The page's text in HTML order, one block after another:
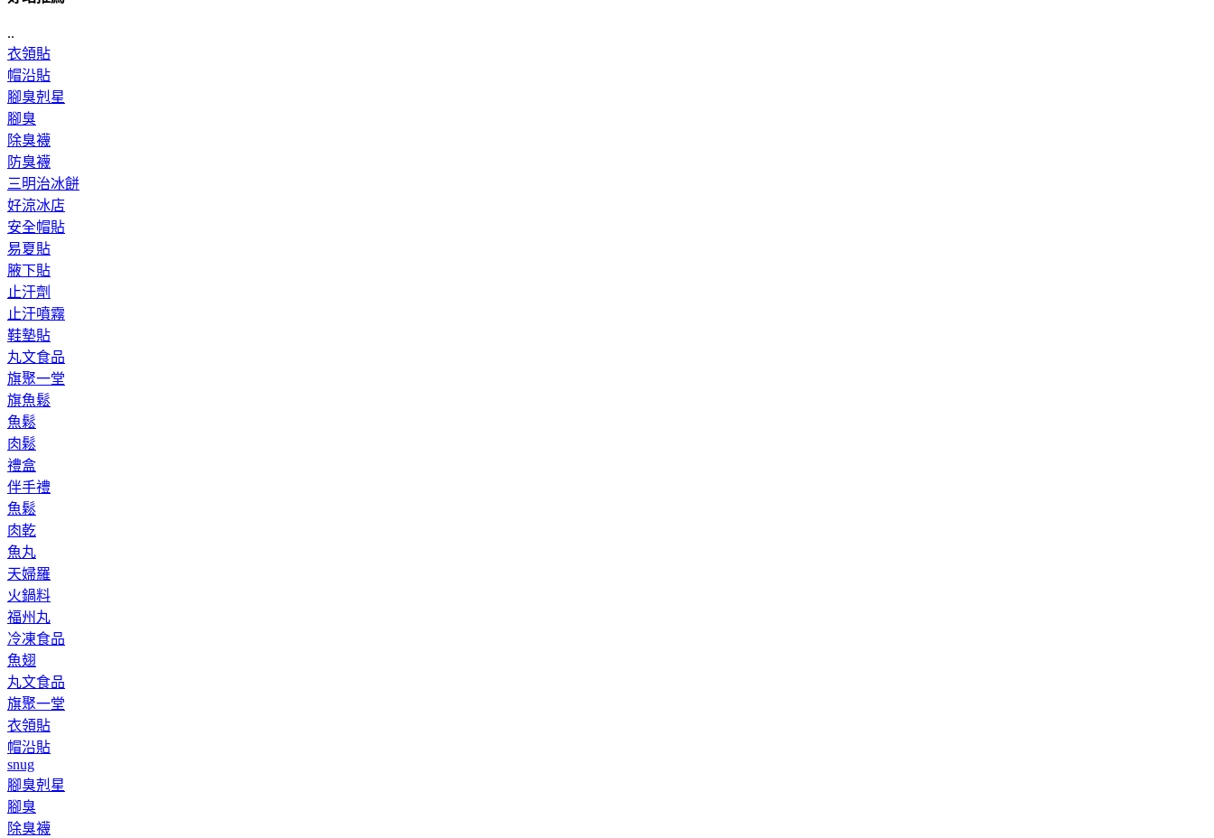
..
衣領貼
帽沿貼
腳臭剋星
腳臭
除臭襪
防臭襪
三明治冰餅
好涼冰店
安全帽貼
易夏貼
腋下貼
止汗劑
止汗噴霧
鞋墊貼
丸文食品
旗聚一堂
旗魚鬆
魚鬆
肉鬆
禮盒
伴手禮
魚鬆
肉乾
魚丸
天婦羅
火鍋料
福州丸
冷凍食品
魚翅
丸文食品
旗聚一堂
衣領貼
帽沿貼
snug
腳臭剋星
腳臭
除臭襪